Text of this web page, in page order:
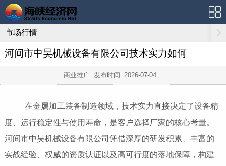
市场行情
河间市中昊机械设备有限公司技术实力如何
商业推广 发布时间: 2026-07-04
在金属加工装备制造领域，技术实力直接决定了设备精
度、运行稳定性与使用寿命，是客户选择厂家的核心考量。
河间市中昊机械设备有限公司凭借深厚的研发积累、丰富的
实战经验、权威的资质认证以及高可行度的落地保障，构建